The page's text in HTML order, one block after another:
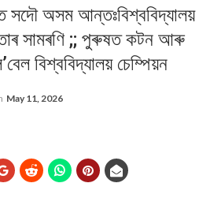
সদৌ অসম আন্তঃবিশ্ববিদ্যালয়
সামৰণি ;; পুৰুষত কটন আৰু
বিশ্ববিদ্যালয় চেম্পিয়ন
May 11, 2026